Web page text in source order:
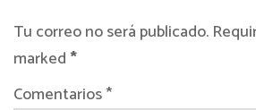
Tu correo no será publicado.
marked*
Comentarios *